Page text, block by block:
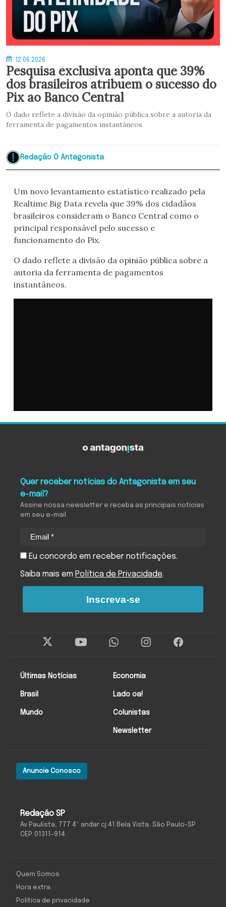
12.06.2026
Pesquisa exclusiva aponta que 39%
dos brasileiros atribuem o sucesso do
Pix ao Banco Central
O dado reflete a divisão da opinião pública sobre a autoria da
ferramenta de pagamentos instantâneos.
Redação O Antagonista
Um novo levantamento estatístico realizado pela
Realtime Big Data revela que 39% dos cidadãos
brasileiros consideram o Banco Central como o
principal responsável pelo sucesso e
funcionamento do Pix.
O dado reflete a divisão da opinião pública sobre a
autoria da ferramenta de pagamentos
instantâneos.
Redação SP
Av Paulista, 777 4º andar cj 41 Bela Vista, São Paulo-SP
CEP: 01311-914
Anuncie Conosco
Últimas Notícias
Brasil
Mundo
Economia
Lado oa!
Colunistas
Newsletter
Quer receber notícias do Antagonista em seu
e-mail?
Assine nossa newsletter e receba as principais notícias
em seu e-mail
Eu concordo em receber notificações.
Saiba mais em Política de Privacidade.
Inscreva-se
Quem Somos
Hora extra
Política de privacidade